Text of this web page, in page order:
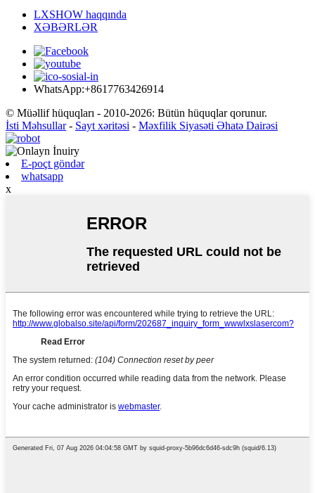
LXSHOW haqqında
XƏBƏRLƏR
WhatsApp:+8617763426914
© Müəllif hüquqları - 2010-2026: Bütün hüquqlar qorunur.
İsti Məhsullar- Sayt xəritəsi - Məxfilik Siyasəti Əhatə Dairəsi
E-poçt göndər
whatsapp
x